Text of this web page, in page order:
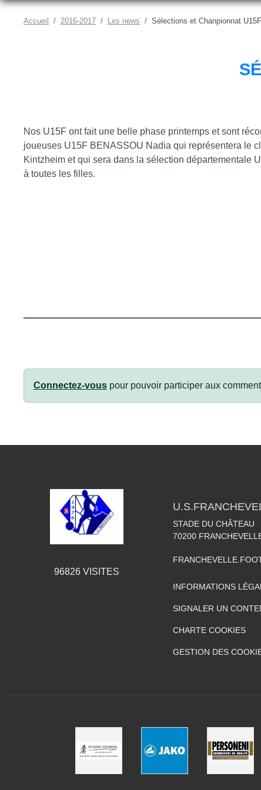
Accueil 2016-2017 Les news Sélections et Chanpionnat U15F
Nos U15F ont fait une belle phase printemps et sont
joueuses U15F BENASSOU Nadia qui représentera le
Kintzheim et qui sera dans la sélection départementale
à toutes les filles.
Connectez-vous pour pouvoir participer aux
96826VISITES
STADE DU CHÂTEAU
70200
INFORMATIONS
SIGNALER UN
CHARTE COOKIES
GESTION DES